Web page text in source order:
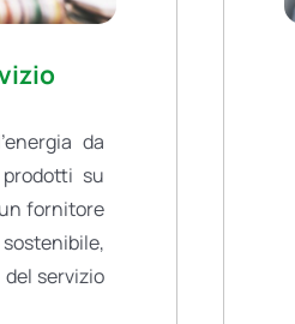
da
su
fornitore
servizio